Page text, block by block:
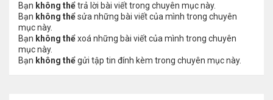
Bạn không thểtrả lời bài viết trong chuyên mục này.
Bạn không thểsửa những bài viết của mình trong chuyên
mục này.
Bạn không thểxoá những bài viết của mình trong chuyên
mục này.
Bạn không thểgửi tập tin đính kèm trong chuyên mục này.